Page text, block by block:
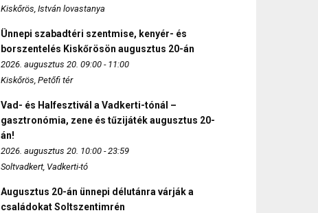
Kiskőrös, István lovastanya
Ünnepi szabadtéri szentmise, kenyér- és
borszentelés Kiskőrösön augusztus 20-án
2026. augusztus 20. 09:00 - 11:00
Kiskőrös, Petőfi tér
Vad- és Halfesztivál a Vadkerti-tónál –
gasztronómia, zene és tűzijáték augusztus 20-
án!
2026. augusztus 20. 10:00 - 23:59
Soltvadkert, Vadkerti-tó
Augusztus 20-án ünnepi délutánra várják a
családokat Soltszentimrén